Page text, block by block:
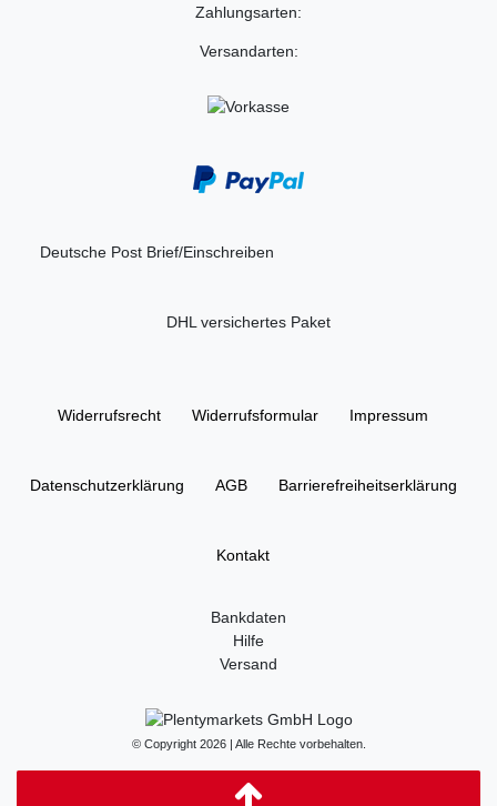
Zahlungsarten:
Versandarten:
Deutsche Post Brief/Einschreiben
DHL versichertes Paket
Widerrufs­recht Widerrufs­formular Impressum
Daten­schutz­erklärung AGB Barrierefreiheitserklärung
Kontakt
Bankdaten
Hilfe
Versand
© Copyright 2026 | Alle Rechte vorbehalten.